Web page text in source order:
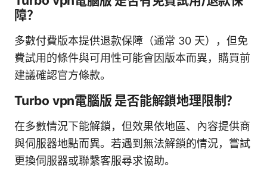
障？
多數付費版本提供退款保障（通常 30 天），但免
費試用的條件與可用性可能會因版本而異，購買前
建議確認官方條款。
Turbo vpn電腦版 是否能解鎖地理限制？
在多數情況下能解鎖，但效果依地區、內容提供商
與伺服器地點而異。若遇到無法解鎖的情況，嘗試
更換伺服器或聯繫客服尋求協助。